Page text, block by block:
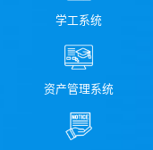
学工系统
资产管理系统